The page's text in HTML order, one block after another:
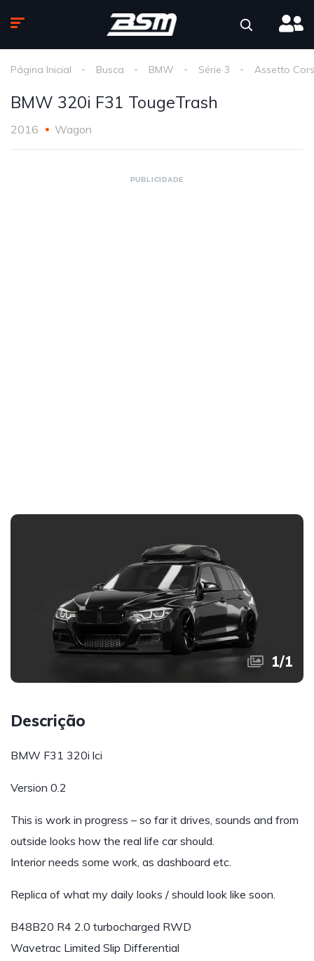
Página Inicial Busca BMW Série 3 Assetto
BMW 320i F31 TougeTrash
2016 Wagon
PUBLICIDADE
1/1
Descrição
BMW F31 320i lci
Version 0.2
This is work in progress – so far it drives, sounds and from
outside looks how the real life car should.
Interior needs some work, as dashboard etc.
Replica of what my daily looks / should look like soon.
B48B20 R4 2.0 turbocharged RWD
Wavetrac Limited Slip Differential